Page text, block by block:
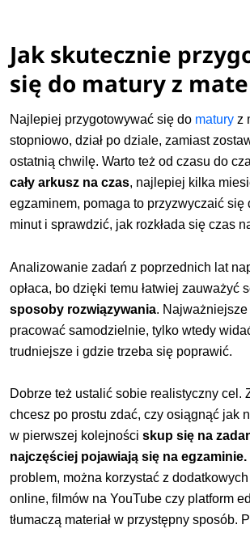
Jak skutecznie
się do matury z
Najlepiej przygotowywać się do matury z
stopniowo, dział po dziale, zamiast
ostatnią chwilę. Warto też od czasu do
cały arkusz na czas, najlepiej kilka
egzaminem, pomaga to przyzwyczaić się
minut i sprawdzić, jak rozkłada się czas
Analizowanie zadań z poprzednich lat
opłaca, bo dzięki temu łatwiej zauważyć
sposoby rozwiązywania.
pracować samodzielnie, tylko wtedy
trudniejsze i gdzie trzeba się poprawić.
Dobrze też ustalić sobie realistyczny cel.
chcesz po prostu zdać, czy osiągnąć jak
w pierwszej kolejnościskup się na
najczęściej pojawiają się na egzaminie.
problem, można korzystać zdodatkowych
online, filmów na YouTube czy platform
tłumaczą materiał w przystępny sposób.